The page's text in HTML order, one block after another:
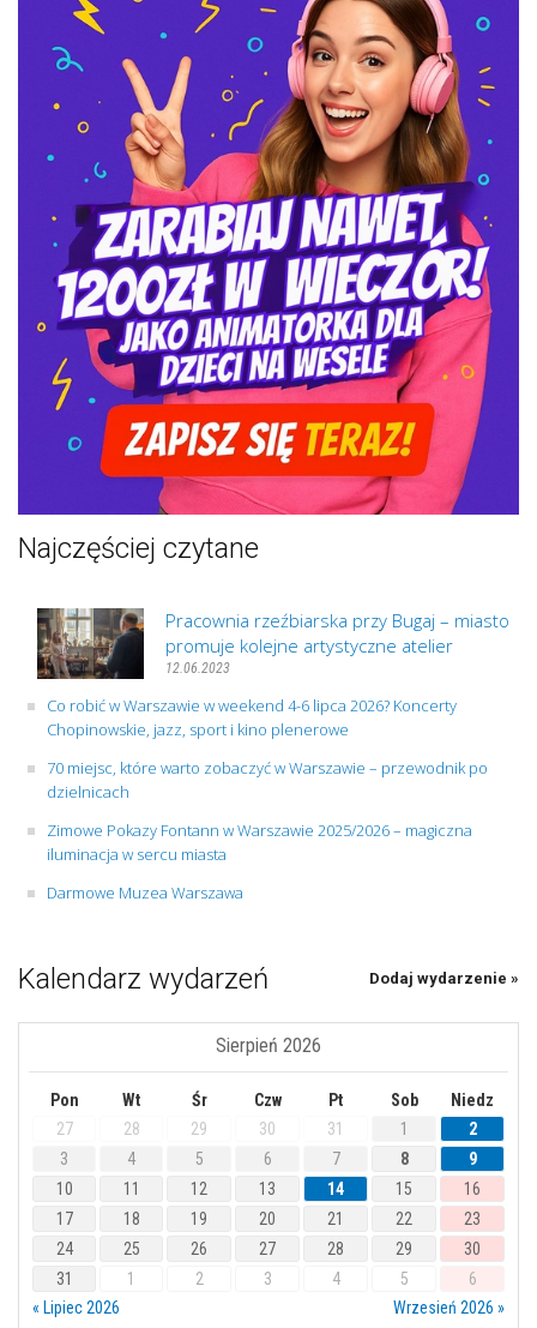
Najczęściej czytane
Pracownia rzeźbiarska przy Bugaj – miasto
promuje kolejne artystyczne atelier
12.06.2023
Co robić w Warszawie w weekend 4-6 lipca 2026? Koncerty
Chopinowskie, jazz, sport i kino plenerowe
70 miejsc, które warto zobaczyć w Warszawie – przewodnik po
dzielnicach
Zimowe Pokazy Fontann w Warszawie 2025/2026 – magiczna
iluminacja w sercu miasta
Darmowe Muzea Warszawa
Kalendarz wydarzeń Dodaj wydarzenie »
Sierpień 2026
Pon Wt Śr Czw Pt Sob
Niedz
27
28 29 30 31 1
2
3
4 5 6 7 8
9
10
11 12 13 14 15
16
17
18 19 20 21 22
23
24
25 26 27 28 29
30
31
1 2 3 4 5
6
« Lipiec 2026
Wrzesień 2026 »